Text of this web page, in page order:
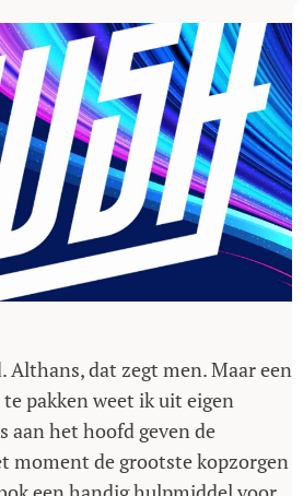
Althans, dat zegt men. Maar een
pakken weet ik uit eigen
aan het hoofd geven de
moment de grootste kopzorgen